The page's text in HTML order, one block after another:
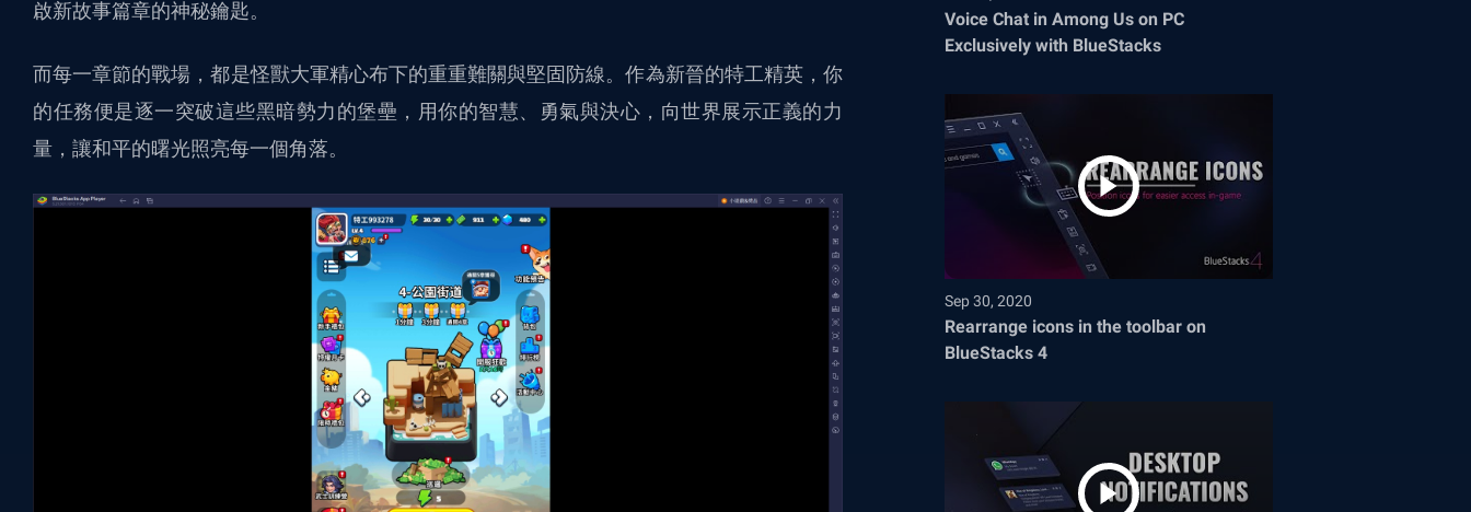
啟新故事篇章的神秘鑰匙。
而每一章節的戰場，都是怪獸大軍精心布下的重重難關與堅固防線。作為新晉的特工精英，你
的任務便是逐一突破這些黑暗勢力的堡壘，用你的智慧、勇氣與決心，向世界展示正義的力
量，讓和平的曙光照亮每一個角落。
Voice Chat in Among Us on PC
Exclusively with BlueStacks
Sep 30, 2020
Rearrange icons in the toolbar on
BlueStacks 4